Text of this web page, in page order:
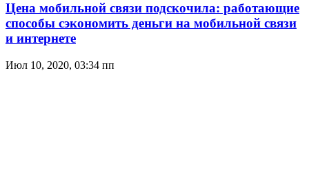
Цена мобильной связи подскочила: работающие
способы сэкономить деньги на мобильной связи
и интернете
Июл 10, 2020, 03:34 пп